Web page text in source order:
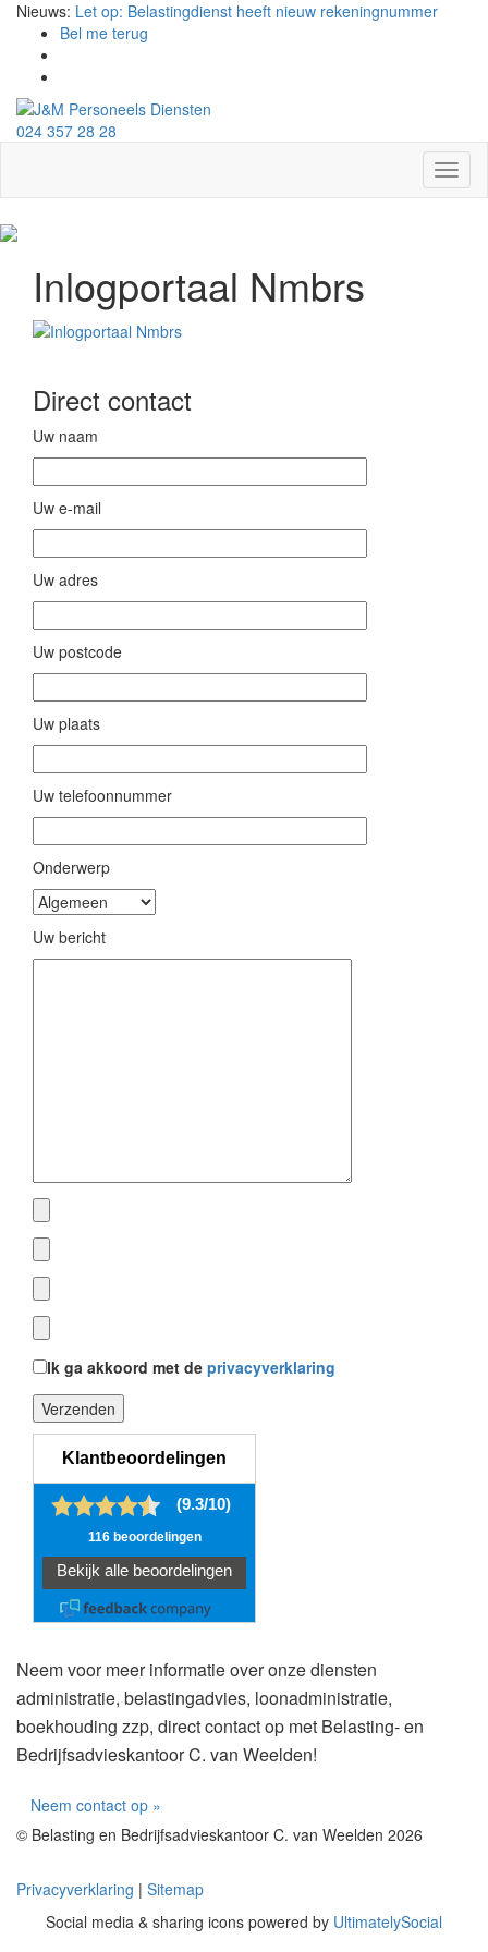
Nieuws: Let op: Belastingdienst heeft nieuw rekeningnummer
Bel me terug
024 357 28 28
Inlogportaal Nmbrs
Direct contact
Uw naam
Uw e-mail
Uw adres
Uw postcode
Uw plaats
Uw telefoonnummer
Gelieve dit veld leeg te laten.
Onderwerp
Uw bericht
Ik ga akkoord met de privacyverklaring
Gelieve dit veld leeg te laten.
Neem voor meer informatie over onze diensten
administratie, belastingadvies, loonadministratie,
boekhouding zzp, direct contact op met Belasting- en
Bedrijfsadvieskantoor C. van Weelden!
Neem contact op »
© Belasting en Bedrijfsadvieskantoor C. van Weelden 2026
Privacyverklaring | Sitemap
Social media & sharing icons powered by UltimatelySocial